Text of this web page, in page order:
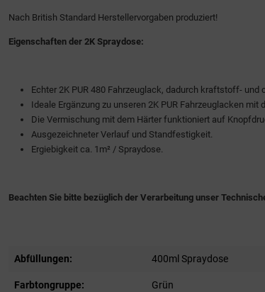
Nach British Standard Herstellervorgaben produziert!
Eigenschaften der 2K Spraydose:
Echter 2K PUR 480 Fahrzeuglack, dadurch kraftstoff- und
Ideale Ergänzung zu unseren 2K PUR Fahrzeuglacken mit
Die Vermischung mit dem Härter funktioniert auf
Ausgezeichneter Verlauf und Standfestigkeit.
Ergiebigkeit ca. 1m² / Spraydose.
Beachten Sie bitte bezüglich der Verarbeitung unser
Abfüllungen: 400ml Spraydose
Farbtongruppe: Grün